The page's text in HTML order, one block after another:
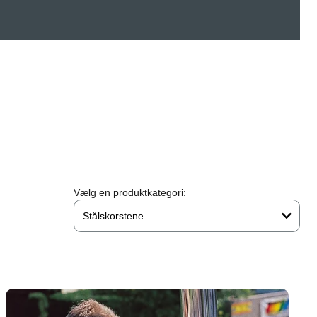
Vælg en produktkategori:
Stålskorstene